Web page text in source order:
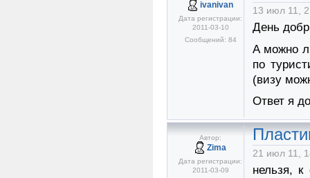
ivanivan
Дата регистрации:
2011-03-10
Сообщений: 84
13 июл 11,
День
А можно
по
(визу
Ответ я
Автор:
Zima
Дата регистрации:
2011-03-09
21 июл 11,
нельзя,